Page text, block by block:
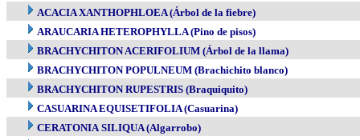
ACACIA XANTHOPHLOEA (Árbol de la fiebre)
ARAUCARIA HETEROPHYLLA (Pino de pisos)
BRACHYCHITON ACERIFOLIUM (Árbol de la llama)
BRACHYCHITON POPULNEUM (Brachichito blanco)
BRACHYCHITON RUPESTRIS (Braquiquito)
CASUARINA EQUISETIFOLIA (Casuarina)
CERATONIA SILIQUA (Algarrobo)